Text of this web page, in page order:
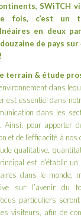
SWiTCH
fois, c’est un
en deux
de pays
terrain & étude
dans
est essentiel dans
dans les
Ainsi, pour apporter
et de l’efficacité à
qualitative,
est d’établir
dans le monde,
sur l’avenir du
particuliers
visiteurs, afin de